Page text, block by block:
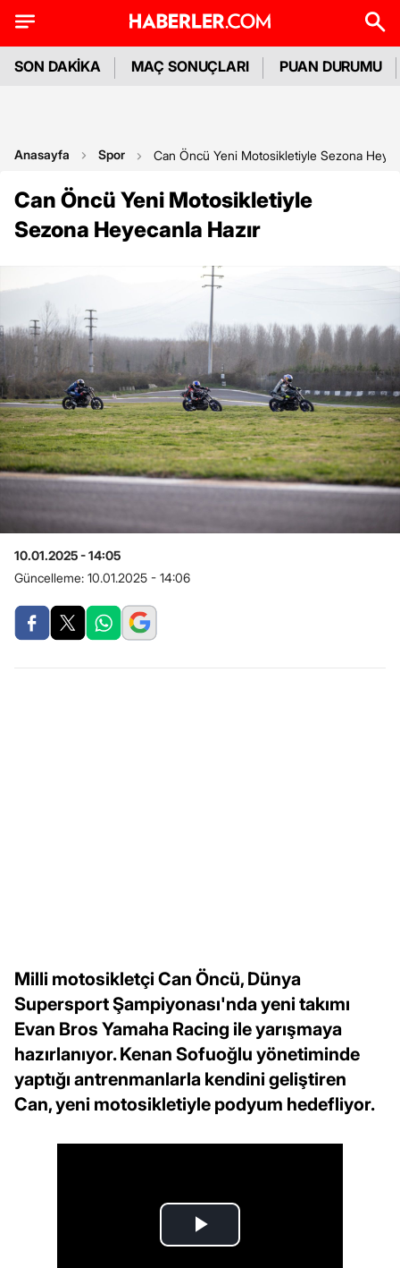
SON DAKİKA MAÇ SONUÇLARI PUAN DURUMU
Anasayfa Spor Can Öncü Yeni Motosikletiyle Sezona
Can Öncü Yeni Motosikletiyle
Sezona Heyecanla Hazır
10.01.2025 - 14:05
Güncelleme: 10.01.2025 - 14:06
Milli motosikletçi Can Öncü, Dünya
Supersport Şampiyonası'nda yeni takımı
Evan Bros Yamaha Racing ile yarışmaya
hazırlanıyor. Kenan Sofuoğlu yönetiminde
yaptığı antrenmanlarla kendini geliştiren
Can, yeni motosikletiyle podyum hedefliyor.